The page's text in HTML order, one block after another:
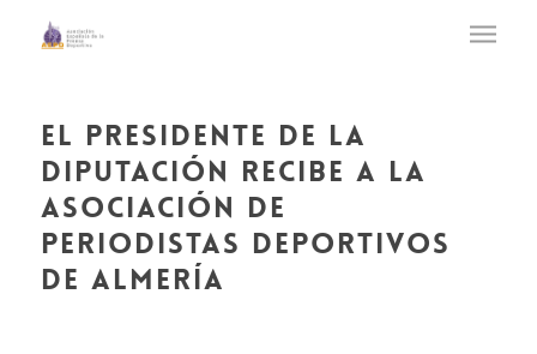
el presidente de la
diputación recibe a la
asociación de
periodistas deportivos
de almería